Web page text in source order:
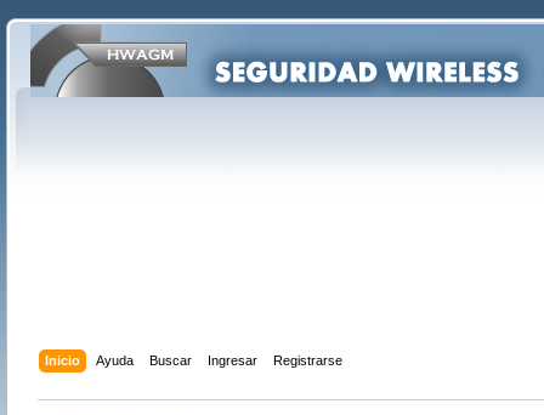
Inicio Ayuda Buscar Ingresar Registrarse